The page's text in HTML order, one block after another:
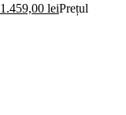
1.459,00 leiPrețul